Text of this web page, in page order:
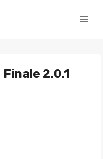
2.0.1